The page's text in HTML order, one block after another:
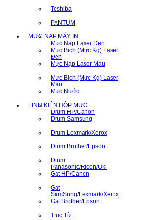
Toshiba
PANTUM
MỰC NẠP MÁY IN
Mực Nạp Laser Đen
Mưc Bịch (Mực Kg) Laser
Đen
Mực Nạp Laser Màu
Mưc Bịch (Mực Kg) Laser
Màu
Mực Nước
LINH KIỆN HỘP MỰC
Drum HP/Canon
Drum Samsung
Drum Lexmark/Xerox
Drum Brother/Epson
Drum
Panasonic/Ricoh/Oki
Gạt HP/Canon
Gạt
SamSung/Lexmark/Xerox
Gạt Brother/Epson
Trục Từ